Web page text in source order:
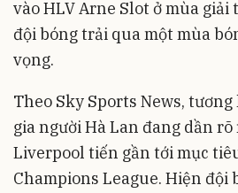
vào HLV Arne Slot ở mùa giải
đội bóng trải qua một mùa
vọng.
Theo Sky Sports News,
gia người Hà Lan đang dần
Liverpool tiến gần tới mục
Champions League. Hiện đội